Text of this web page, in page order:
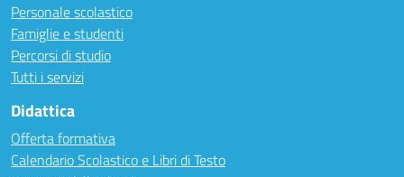
Personale scolastico
Famiglie e studenti
Percorsi di studio
Tutti i servizi
Didattica
Offerta formativa
Calendario Scolastico e Libri di Testo